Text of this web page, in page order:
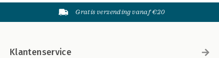
Gratis verzending vanaf €20
Klantenservice